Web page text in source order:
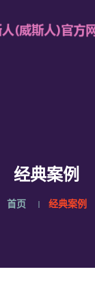
经典案例
首页 经典案例